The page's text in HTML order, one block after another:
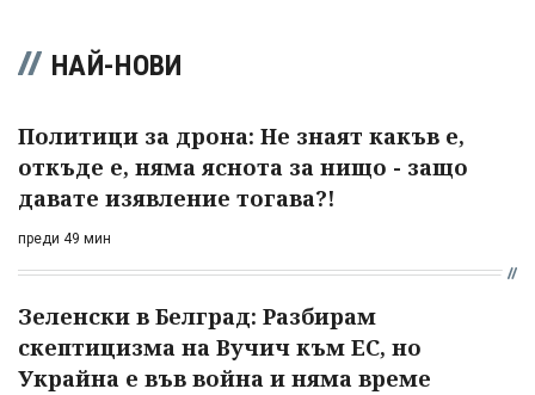
НАЙ-НОВИ
Политици за дрона: Не знаят какъв е,
откъде е, няма яснота за нищо - защо
давате изявление тогава?!
преди 49 мин
Зеленски в Белград: Разбирам
скептицизма на Вучич към ЕС, но
Украйна е във война и няма време